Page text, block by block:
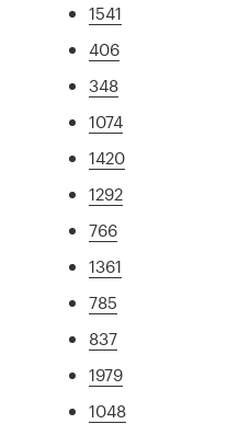
1541
406
348
1074
1420
1292
766
1361
785
837
1979
1048